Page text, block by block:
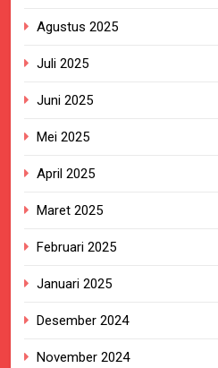
Agustus 2025
Juli 2025
Juni 2025
Mei 2025
April 2025
Maret 2025
Februari 2025
Januari 2025
Desember 2024
November 2024